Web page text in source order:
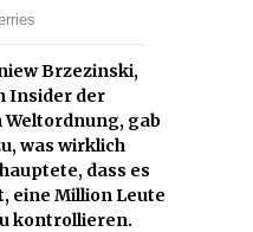
Brzezinski,
Insider der
Weltordnung, gab
was wirklich
dass es
eine Million Leute
kontrollieren.